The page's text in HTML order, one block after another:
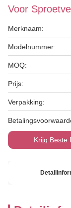
Voor
Merknaam:
Modelnummer:
MOQ:
Prijs:
Verpakking:
Krijg Beste